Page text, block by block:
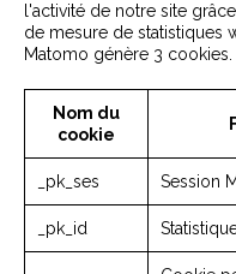
l'activité de notre site
de mesure de statistiques
Matomo génère 3 cookies.
Nom du
cookie
_pk_ses Session
_pk_id